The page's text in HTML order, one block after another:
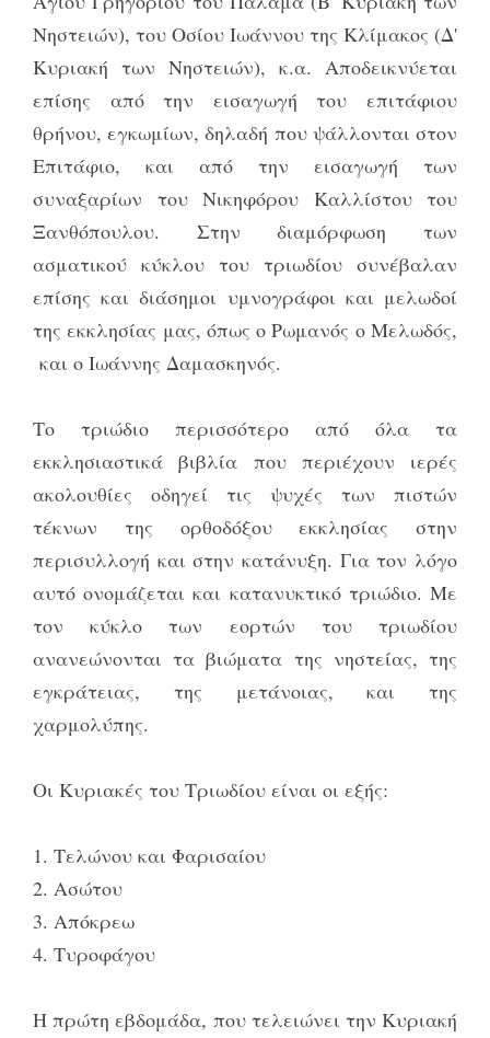
Νηστειών), του Οσίου Ιωάννου της Κλίμακος (Δ'
Κυριακή των Νηστειών), κ.α. Αποδεικνύεται
επίσης από την εισαγωγή του επιτάφιου
θρήνου, εγκωμίων, δηλαδή που ψάλλονται στον
Επιτάφιο, και από την εισαγωγή των
συναξαρίων του Νικηφόρου Καλλίστου του
Ξανθόπουλου. Στην διαμόρφωση των
ασματικού κύκλου του τριωδίου συνέβαλαν
επίσης και διάσημοι υμνογράφοι και μελωδοί
της εκκλησίας μας, όπως ο Ρωμανός ο Μελωδός,
και ο Ιωάννης Δαμασκηνός.
Το τριώδιο περισσότερο από όλα τα
εκκλησιαστικά βιβλία που περιέχουν ιερές
ακολουθίες οδηγεί τις ψυχές των πιστών
τέκνων της ορθοδόξου εκκλησίας στην
περισυλλογή και στην κατάνυξη. Για τον λόγο
αυτό ονομάζεται και κατανυκτικό τριώδιο. Με
τον κύκλο των εορτών του τριωδίου
ανανεώνονται τα βιώματα της νηστείας, της
εγκράτειας, της μετάνοιας, και της
χαρμολύπης.
Οι Κυριακές του Τριωδίου είναι οι εξής:
1. Τελώνου και Φαρισαίου
2. Ασώτου
3. Απόκρεω
4. Τυροφάγου
Η πρώτη εβδομάδα, που τελειώνει την Κυριακή